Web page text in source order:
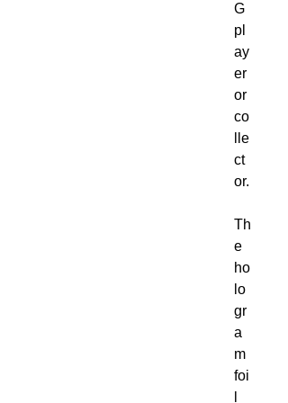
G
pl
ay
er
or
co
lle
ct
or.
Th
e
ho
lo
gr
a
m
foi